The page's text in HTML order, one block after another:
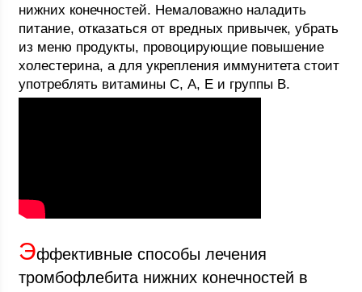
нижних конечностей. Немаловажно наладить
питание, отказаться от вредных привычек, убрать
из меню продукты, провоцирующие повышение
холестерина, а для укрепления иммунитета стоит
употреблять витамины С, А, Е и группы В.
Эффективные способы лечения
тромбофлебита нижних конечностей в